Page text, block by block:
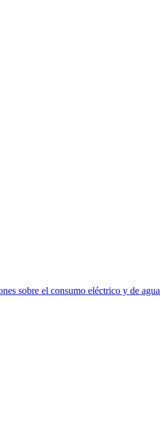
sobre el consumo eléctrico y de agua